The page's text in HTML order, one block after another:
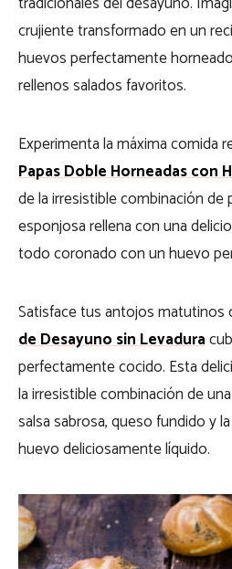
crujiente transformado en un
huevos perfectamente
rellenos salados favoritos.
Experimenta la máxima comida
Papas Doble Horneadas con
de la irresistible combinación de
esponjosa rellena con una
todo coronado con un huevo
Satisface tus antojos matutinos
de Desayuno sin Levadura
perfectamente cocido. Esta
la irresistible combinación de
salsa sabrosa, queso fundido y
huevo deliciosamente líquido.